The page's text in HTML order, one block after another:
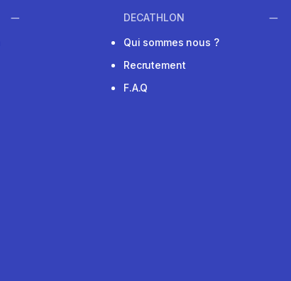
DECATHLON
Qui sommes nous ?
Recrutement
F.A.Q